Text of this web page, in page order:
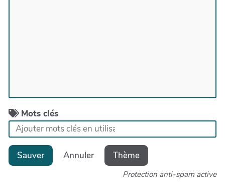
Mots clés
Sauver Annuler Thème
Protection anti-spam active